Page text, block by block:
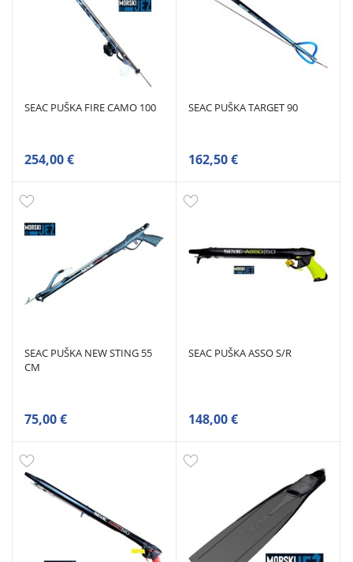
SEAC PUŠKA FIRE CAMO 100
254,00 €
SEAC PUŠKA TARGET 90
162,50 €
SEAC PUŠKA NEW STING 55
CM
75,00 €
SEAC PUŠKA ASSO S/R
148,00 €